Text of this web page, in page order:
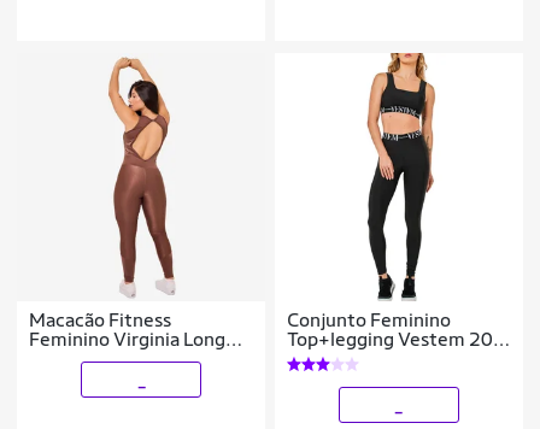
Macacão Fitness
Feminino Virginia Longo
Canelado Costas Nuas
Conjunto Feminino
Top+legging Vestem 205
Azul Marinho